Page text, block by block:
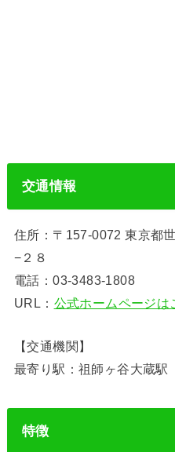
交通情報
住所：〒157-0072 東京都
−２８
電話：03-3483-1808
URL： 公式ホームページは
【交通機関】
最寄り駅：祖師ヶ谷大蔵駅
特徴